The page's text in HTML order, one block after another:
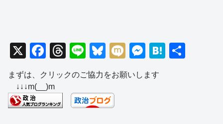
X
F
a
c
e
b
T
hr
e
a
d
Li
n
e
Bl
u
e
sk
y
M
ixi
M
e
ss
H
まずは、クリックのご協力をお願いします
↓↓↓m(__)m